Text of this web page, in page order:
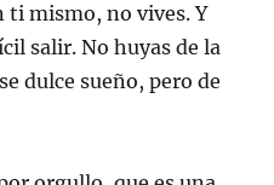
ti mismo, no vives. Y
salir. No huyas de la
dulce sueño, pero de